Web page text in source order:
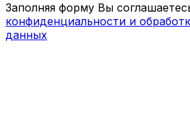
Заполняя форму Вы
конфиденциальности и
данных